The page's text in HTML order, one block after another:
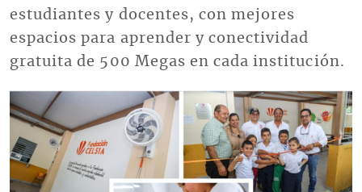
estudiantes y docentes, con mejores
espacios para aprender y conectividad
gratuita de 500 Megas en cada institución.
Imagen